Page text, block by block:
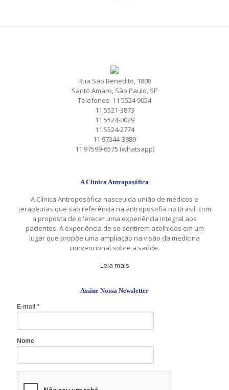
Rua São Benedito, 1808
Santo Amaro, São Paulo, SP
Telefones: 11 5524 9054
11 5521-3873
11 5524-0029
11 5524-2774
11 97344-3889
11 97599-6575 (whatsapp)
A Clínica Antroposófica
A Clínica Antroposófica nasceu da união de médicos e
terapeutas que são referência na antroposofia no Brasil, com
a proposta de oferecer uma experiência integral aos
pacientes. A experiência de se sentirem acolhidos em um
lugar que propõe uma ampliação na visão da medicina
convencional sobre a saúde.
Leia mais
Assine Nossa Newsletter